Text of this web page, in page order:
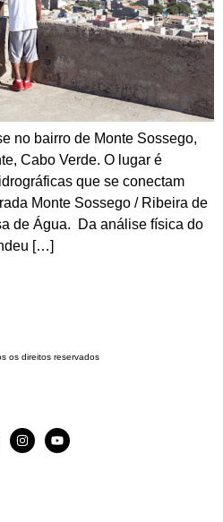
no bairro de Monte Sossego,
Cabo Verde. O lugar é
que se conectam
Monte Sossego / Ribeira de
de Água. Da análise física do
[…]
os direitos reservados